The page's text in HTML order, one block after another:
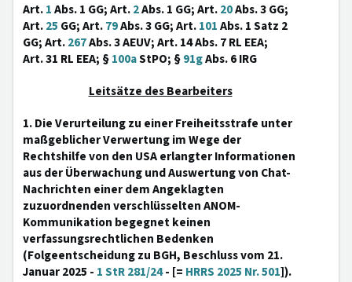
Art.1Abs. 1 GG; Art.2Abs. 1 GG; Art.20Abs. 3 GG;
Art.25 GG; Art.79Abs. 3 GG; Art.101Abs. 1 Satz 2
GG; Art.267Abs. 3 AEUV; Art. 14 Abs. 7 RL EEA;
Art. 31 RL EEA; §100aStPO; §91gAbs. 6 IRG
Leitsätze des Bearbeiters
1. Die Verurteilung zu einer Freiheitsstrafe unter
maßgeblicher Verwertung im Wege der
Rechtshilfe von den USA erlangter Informationen
aus der Überwachung und Auswertung von Chat-
Nachrichten einer dem Angeklagten
zuzuordnenden verschlüsselten ANOM-
Kommunikation begegnet keinen
verfassungsrechtlichen Bedenken
(Folgeentscheidung zu BGH, Beschluss vom 21.
Januar 2025 - 1 StR 281/24- [= HRRS 2025 Nr. 501]).